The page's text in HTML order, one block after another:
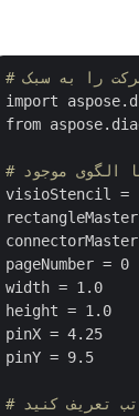
import
from
الگوی موجود
visioStencil =
pageNumber = 0
width = 1.0
height = 1.0
pinX = 4.25
pinY = 9.5
تعریف کنید